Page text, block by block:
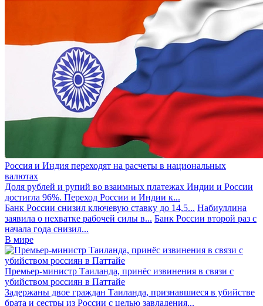
Россия и Индия переходят на расчеты в национальных
валютах
Доля рублей и рупий во взаимных платежах Индии и России
достигла 96%. Переход России и Индии к...
Банк России снизил ключевую ставку до 14,5... Набиуллина
заявила о нехватке рабочей силы в... Банк России второй раз с
начала года снизил...
В мире
Премьер-министр Таиланда, принёс извинения в связи с
убийством россиян в Паттайе
Задержаны двое граждан Таиланда, признавшиеся в убийстве
брата и сестры из России с целью завладения...